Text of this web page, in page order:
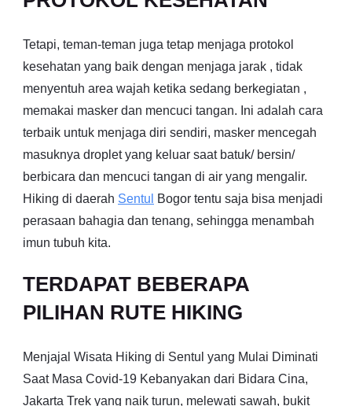
Tetapi, teman-teman juga tetap menjaga protokol
kesehatan yang baik dengan menjaga jarak , tidak
menyentuh area wajah ketika sedang berkegiatan ,
memakai masker dan mencuci tangan. Ini adalah cara
terbaik untuk menjaga diri sendiri, masker mencegah
masuknya droplet yang keluar saat batuk/ bersin/
berbicara dan mencuci tangan di air yang mengalir.
Hiking di daerah Sentul
Bogor tentu saja bisa menjadi
perasaan bahagia dan tenang, sehingga menambah
imun tubuh kita.
TERDAPAT BEBERAPA
PILIHAN RUTE HIKING
Menjajal Wisata Hiking di Sentul yang Mulai Diminati
Saat Masa Covid-19 Kebanyakan dari Bidara Cina,
Jakarta Trek yang naik turun, melewati sawah, bukit